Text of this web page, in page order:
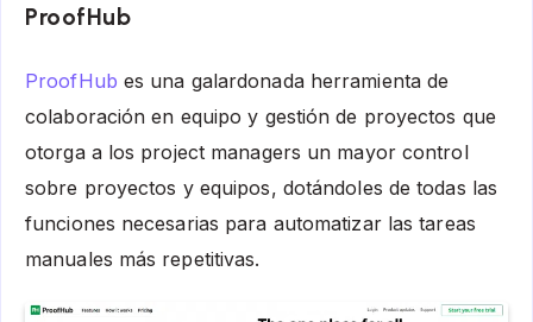
ProofHub
ProofHub es una galardonada herramienta de
colaboración en equipo y gestión de proyectos que
otorga a los project managers un mayor control
sobre proyectos y equipos, dotándoles de todas las
funciones necesarias para automatizar las tareas
manuales más repetitivas.